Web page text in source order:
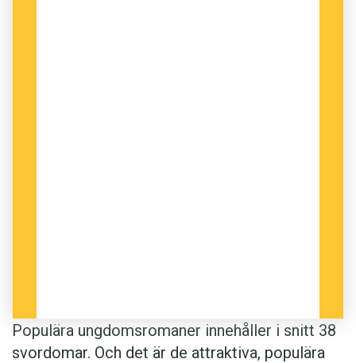
Populära ungdomsromaner innehåller i snitt 38
svordomar. Och det är de attraktiva, populära